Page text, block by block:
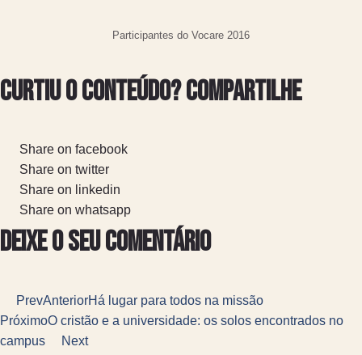
Participantes do Vocare 2016
Curtiu o conteúdo? Compartilhe
Share on facebook
Share on twitter
Share on linkedin
Share on whatsapp
Deixe o seu comentário
PrevAnteriorHá lugar para todos na missão
PróximoO cristão e a universidade: os solos encontrados no
campus
Next